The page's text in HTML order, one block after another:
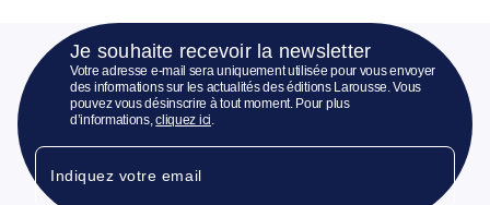
Je souhaite recevoir la newsletter
Votre adresse e-mail sera uniquement utilisée pour vous envoyer
des informations sur les actualités des éditions Larousse. Vous
pouvez vous désinscrire à tout moment. Pour plus
d’informations,cliquez ici.
Indiquez votre email